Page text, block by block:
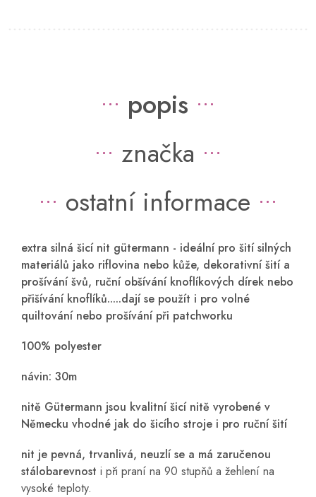
popis
značka
ostatní informace
extra silná šicí nit gütermann - ideální pro šití silných
materiálů jako riflovina nebo kůže, dekorativní šití a
prošívání švů, ruční obšívání knoflíkových dírek nebo
přišívání knoflíků.....dají se použít i pro volné
quiltování nebo prošívání při patchworku
100% polyester
návin: 30m
nitě Gütermann jsou kvalitní šicí nitě vyrobené v
Německu vhodné jak do šicího stroje i pro ruční šití
nit je pevná, trvanlivá, neuzlí se a má zaručenou
stálobarevnost i při praní na 90 stupňů a žehlení na
vysoké teploty.